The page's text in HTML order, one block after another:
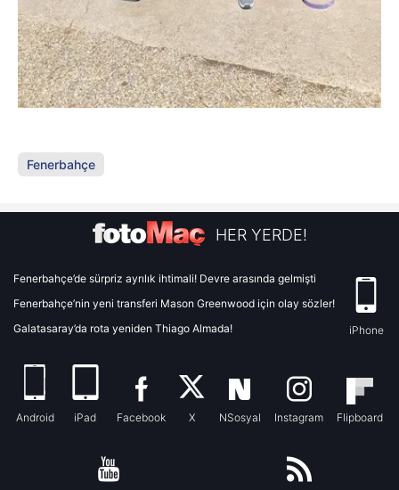
Fenerbahçe
HER YERDE!
Fenerbahçe’de sürpriz ayrılık ihtimali! Devre arasında gelmişti
Fenerbahçe’nin yeni transferi Mason Greenwood için olay sözler!
Galatasaray’da rota yeniden Thiago Almada!
iPhone
Android iPad Facebook X NSosyal Instagram Flipboard